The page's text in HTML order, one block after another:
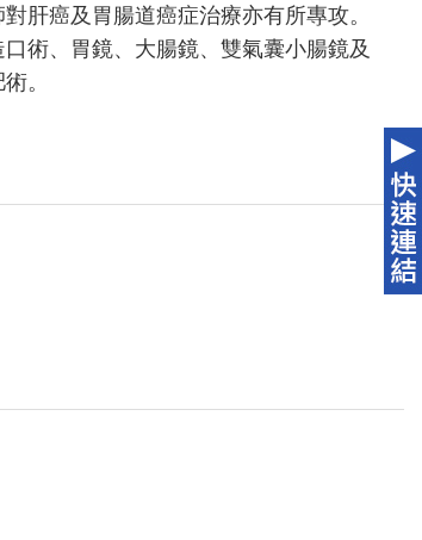
肝癌及胃腸道癌症治療亦有所專攻。
術、胃鏡、大腸鏡、雙氣囊小腸鏡及
。